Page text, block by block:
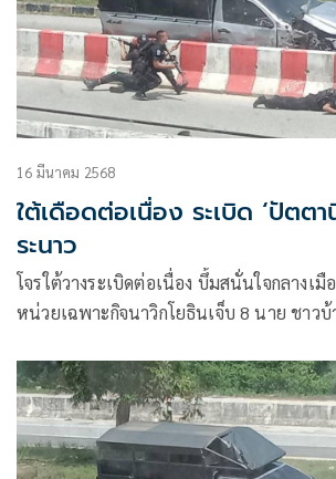
16 มีนาคม 2568
ใต้เดือดต่อเนื่อง ระเบิด ‘ปัตตา
ระนาว
โจรใต้วางระเบิดต่อเนื่อง บึ้มสนั่นใจกลางเ
หน่วยเฉพาะกิจนาวิกโยธินเจ็บ 8 นาย ชาวบ้